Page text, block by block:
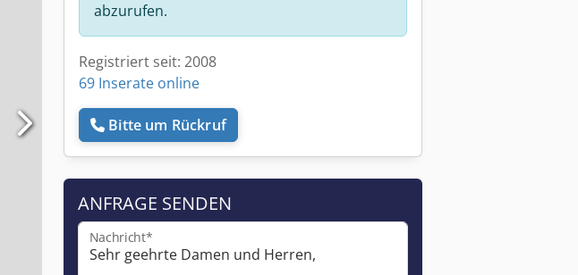
abzurufen.
Registriert seit: 2008
69 Inserate online
Bitte um Rückruf
ANFRAGE SENDEN
Nachricht*